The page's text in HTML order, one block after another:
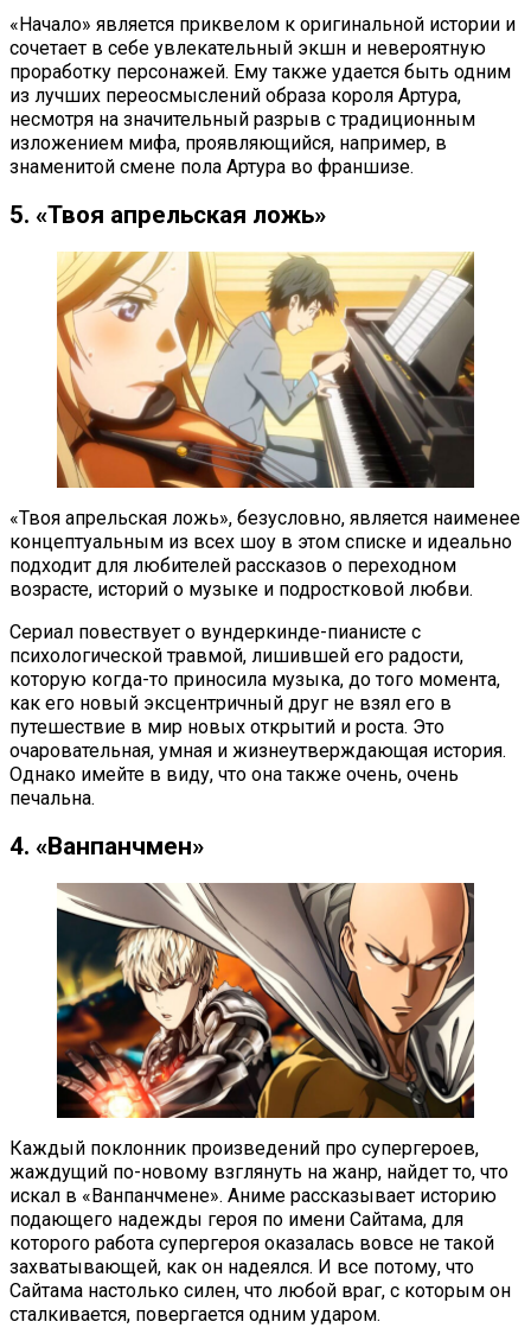
«Начало» является приквелом к оригинальной истории и
сочетает в себе увлекательный экшн и невероятную
проработку персонажей. Ему также удается быть одним
из лучших переосмыслений образа короля Артура,
несмотря на значительный разрыв с традиционным
изложением мифа, проявляющийся, например, в
знаменитой смене пола Артура во франшизе.
5. «Твоя апрельская ложь»
«Твоя апрельская ложь», безусловно, является наименее
концептуальным из всех шоу в этом списке и идеально
подходит для любителей рассказов о переходном
возрасте, историй о музыке и подростковой любви.
Сериал повествует о вундеркинде-пианисте с
психологической травмой, лишившей его радости,
которую когда-то приносила музыка, до того момента,
как его новый эксцентричный друг не взял его в
путешествие в мир новых открытий и роста. Это
очаровательная, умная и жизнеутверждающая история.
Однако имейте в виду, что она также очень, очень
печальна.
4. «Ванпанчмен»
Каждый поклонник произведений про супергероев,
жаждущий по-новому взглянуть на жанр, найдет то, что
искал в «Ванпанчмене». Аниме рассказывает историю
подающего надежды героя по имени Сайтама, для
которого работа супергероя оказалась вовсе не такой
захватывающей, как он надеялся. И все потому, что
Сайтама настолько силен, что любой враг, с которым он
сталкивается, повергается одним ударом.